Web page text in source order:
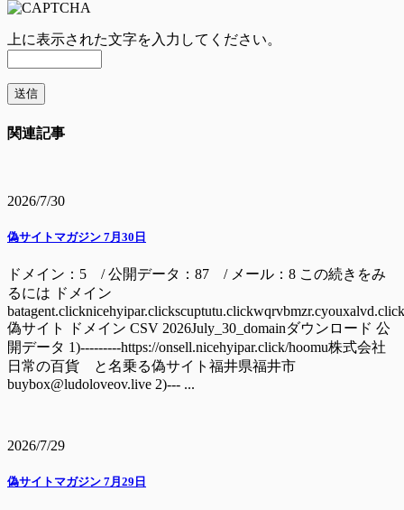
上に表示された文字を入力してください。
関連記事
2026/7/30
偽サイトマガジン 7月30日
ドメイン：5 / 公開データ：87 / メール：8 この続きをみ
るには ドメイン
batagent.clicknicehyipar.clickscuptutu.clickwqrvbmzr.cyouxalvd.click
偽サイト ドメイン CSV 2026July_30_domainダウンロード 公
開データ 1)---------https://onsell.nicehyipar.click/hoomu株式会社
日常の百貨 と名乗る偽サイト福井県福井市
buybox@ludoloveov.live 2)--- ...
2026/7/29
偽サイトマガジン 7月29日